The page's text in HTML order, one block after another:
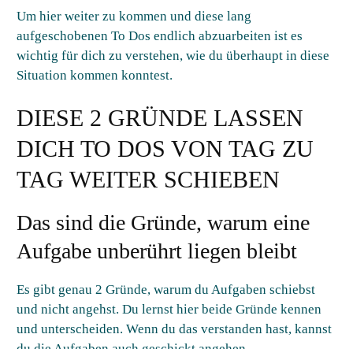
Um hier weiter zu kommen und diese lang
aufgeschobenen To Dos endlich abzuarbeiten ist es
wichtig für dich zu verstehen, wie du überhaupt in diese
Situation kommen konntest.
DIESE 2 GRÜNDE LASSEN
DICH TO DOS VON TAG ZU
TAG WEITER SCHIEBEN
Das sind die Gründe, warum eine
Aufgabe unberührt liegen bleibt
Es gibt genau 2 Gründe, warum du Aufgaben schiebst
und nicht angehst. Du lernst hier beide Gründe kennen
und unterscheiden. Wenn du das verstanden hast, kannst